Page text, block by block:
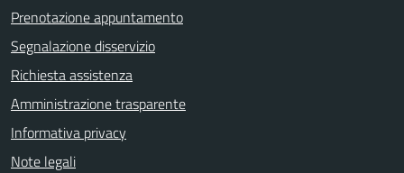
Prenotazione appuntamento
Segnalazione disservizio
Richiesta assistenza
Amministrazione trasparente
Informativa privacy
Note legali